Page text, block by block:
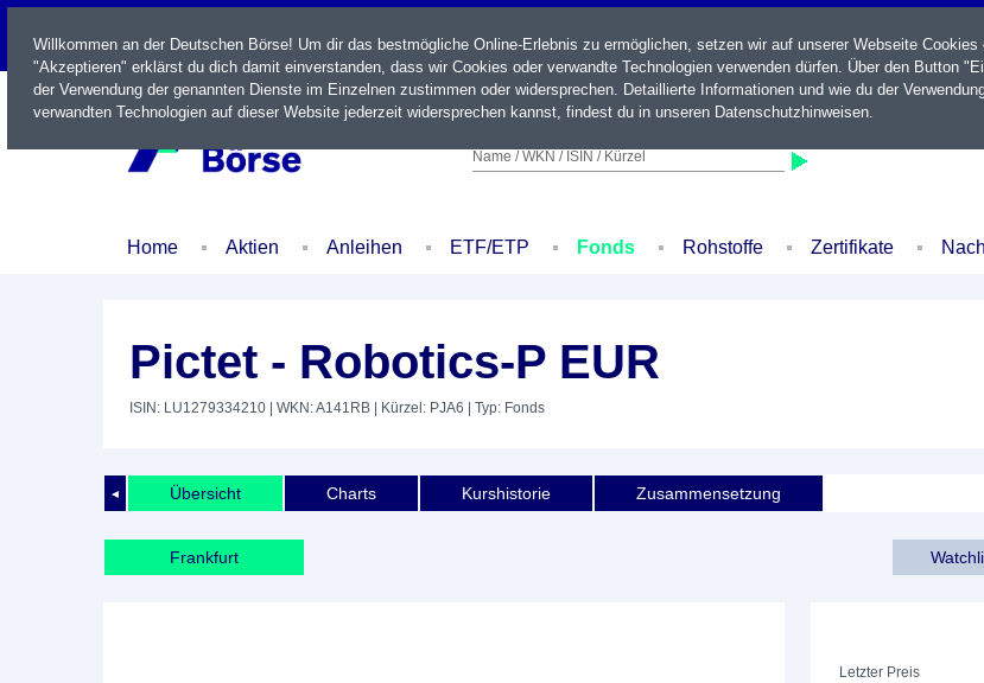
LIVE
Name / WKN / ISIN / Kürzel
Home Aktien Anleihen ETF/ETP Fonds Rohstoffe Zertifikate
Pictet - Robotics-P EUR
ISIN: LU1279334210 | WKN: A141RB | Kürzel: PJA6 | Typ: Fonds
◄ Übersicht Charts Kurshistorie Zusammensetzung
Frankfurt
Letzter Preis
Willkommen an der Deutschen Börse! Um dir das bestmögliche Online-Erlebnis zu ermöglichen, setzen wir auf unserer Webseite
"Akzeptieren" erklärst du dich damit einverstanden, dass wir Cookies oder verwandte Technologien verwenden dürfen. Über den Button
der Verwendung der genannten Dienste im Einzelnen zustimmen oder widersprechen. Detaillierte Informationen und wie du der
verwandten Technologien auf dieser Website jederzeit widersprechen kannst, findest du in unseren Datenschutzhinweisen.